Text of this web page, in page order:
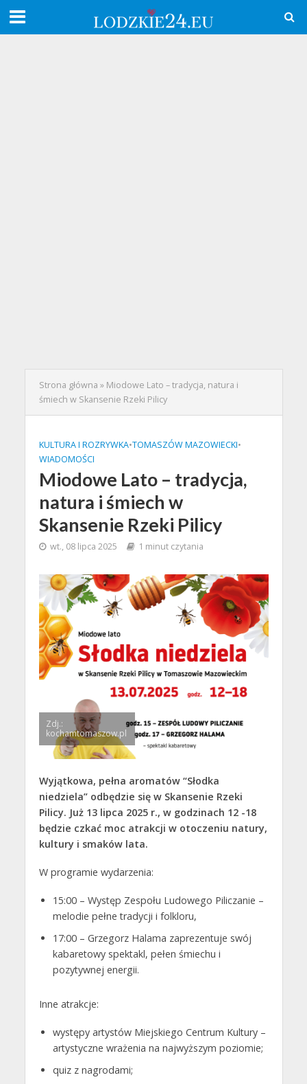
Strona główna » Miodowe Lato – tradycja, natura i
śmiech w Skansenie Rzeki Pilicy
KULTURA I ROZRYWKA•TOMASZÓW MAZOWIECKI•
WIADOMOŚCI
Miodowe Lato – tradycja,
natura i śmiech w
Skansenie Rzeki Pilicy
wt., 08 lipca 2025 1 minut czytania
Zdj.:
kochamtomaszow.pl
Wyjątkowa, pełna aromatów “Słodka
niedziela” odbędzie się w Skansenie Rzeki
Pilicy. Już 13 lipca 2025 r., w godzinach 12 -18
będzie czkać moc atrakcji w otoczeniu natury,
kultury i smaków lata.
W programie wydarzenia:
15:00 – Występ Zespołu Ludowego Piliczanie –
melodie pełne tradycji i folkloru,
17:00 – Grzegorz Halama zaprezentuje swój
kabaretowy spektakl, pełen śmiechu i
pozytywnej energii.
Inne atrakcje:
występy artystów Miejskiego Centrum Kultury –
artystyczne wrażenia na najwyższym poziomie;
quiz z nagrodami;